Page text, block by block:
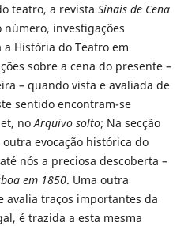
teatro, a revista Sinais de Cena
investigações
História do Teatro em
sobre a cena do presente –
– quando vista e avaliada de
sentido encontram-se
noArquivo solto; Na secção
evocação histórica do
nós a preciosa descoberta –
em 1850. Uma outra
avalia traços importantes da
é trazida a esta mesma